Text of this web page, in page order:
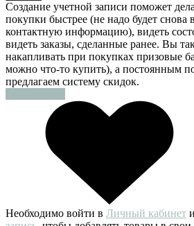
Создание учетной записи поможет
покупки быстрее (не надо будет снова
контактную информацию), видеть
видеть заказы, сделанные ранее. Вы
накапливать при покупках призовые
можно что-то купить), а постоянным
предлагаем систему скидок.
Необходимо войти в Личный кабинет